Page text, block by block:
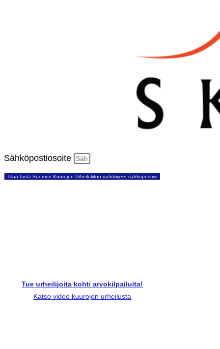
Sähköpostiosoite
Tilaa tästä Suomen Kuurojen Urheiluliiton uutiskirjeet sähköpostiisi
Tue urheilijoita kohti arvokilpailuita!
Katso video kuurojen urheilusta